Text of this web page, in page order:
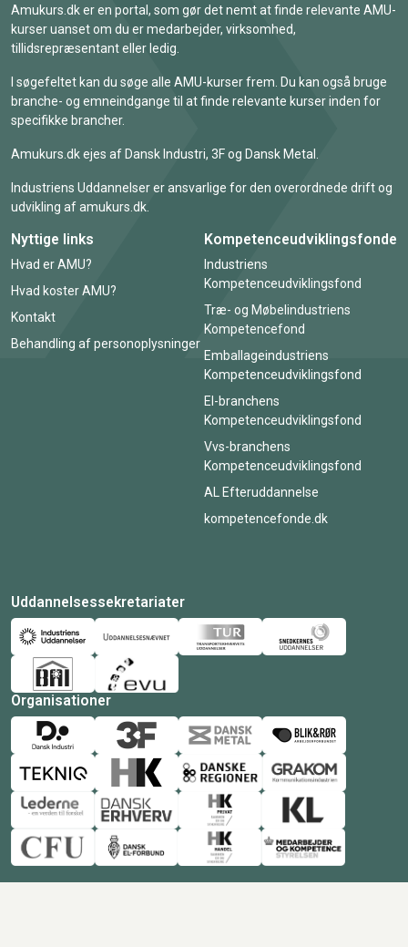
Amukurs.dk er en portal, som gør det nemt at finde relevante AMU-
kurser uanset om du er medarbejder, virksomhed,
tillidsrepræsentant eller ledig.
I søgefeltet kan du søge alle AMU-kurser frem. Du kan også bruge
branche- og emneindgange til at finde relevante kurser inden for
specifikke brancher.
Amukurs.dk ejes af Dansk Industri, 3F og Dansk Metal.
Industriens Uddannelser er ansvarlige for den overordnede drift og
udvikling af amukurs.dk.
Nyttige links
Hvad er AMU?
Hvad koster AMU?
Kontakt
Behandling af personoplysninger
Kompetenceudviklingsfonde
Industriens
Kompetenceudviklingsfond
Træ- og Møbelindustriens
Kompetencefond
Emballageindustriens
Kompetenceudviklingsfond
El-branchens
Kompetenceudviklingsfond
Vvs-branchens
Kompetenceudviklingsfond
AL Efteruddannelse
kompetencefonde.dk
Uddannelsessekretariater
Organisationer